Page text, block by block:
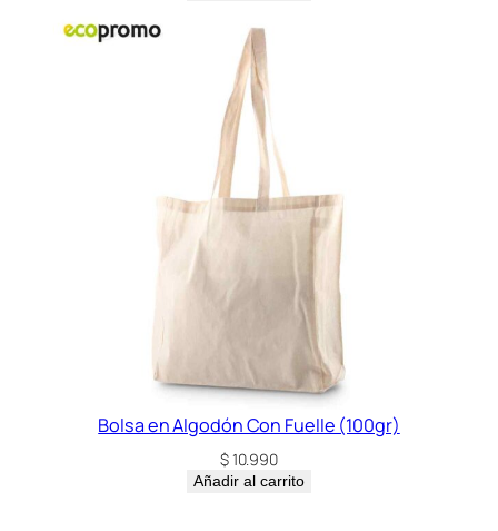
Bolsa en Algodón Con Fuelle (100gr)
$10.990
Añadir al carrito